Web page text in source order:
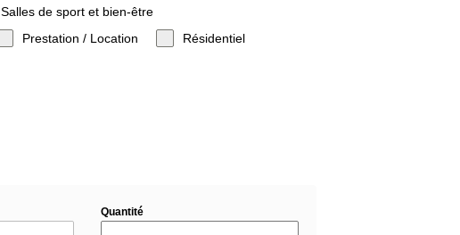
Salles de sport et bien-être
Prestation / Location
Résidentiel
Quantité